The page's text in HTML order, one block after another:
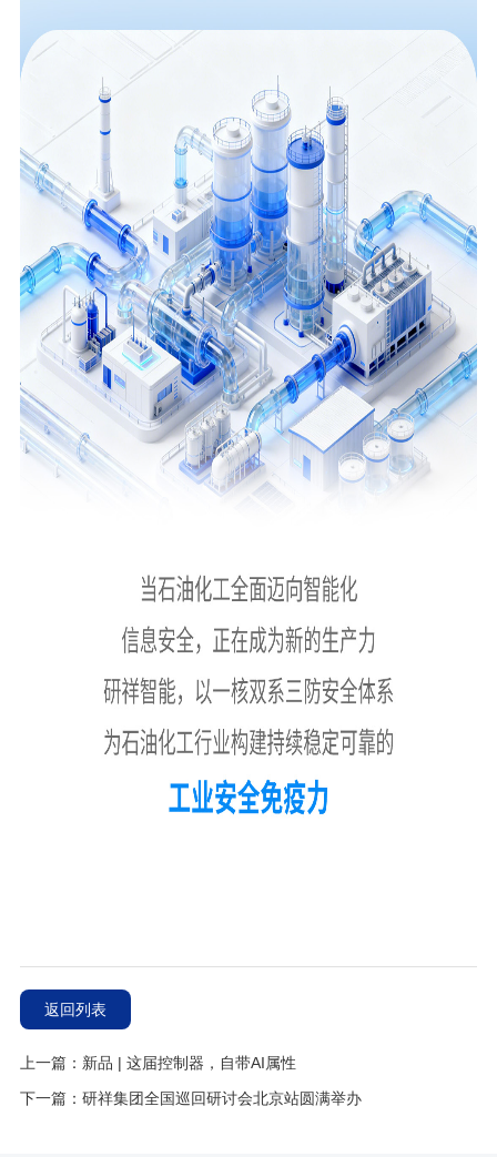
返回列表
上一篇：新品 | 这届控制器，自带AI属性
下一篇：研祥集团全国巡回研讨会北京站圆满举办